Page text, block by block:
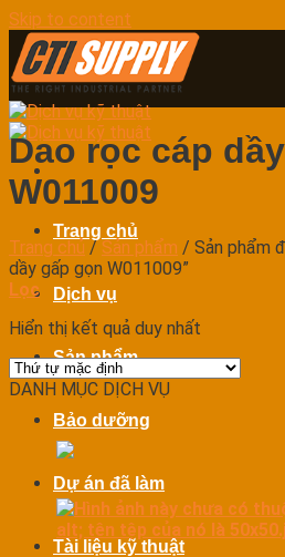
Skip to content
Trang chủ
Dịch vụ
Sản phẩm
Bảo dưỡng
Dự án đã làm
Tài liệu kỹ thuật
Dao rọc cáp
W011009
Trang chủ / Sản phẩm / Sản phẩm
dầy gấp gọn W011009”
Lọc
Hiển thị kết quả duy nhất
DANH MỤC DỊCH VỤ